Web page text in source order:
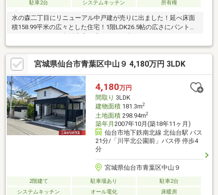
駐車2台
システムキッチン 所有権
水の森二丁目にリニューアル中戸建が売りに出ました！延べ床面
積158.99平米の広々とした住宅！1階LDK26.5帖の広さにパントリ
駐車スペースも並列２台あり！当日のご案内も承っておりますの
で、お気軽にお問い合わせください。
宮城県仙台市青葉区中山９ 4,180万円 3LDK
4,180万円
間取り 3LDK
建物面積181.3m2
土地面積298.94m2
築年月 2007年10月(築18年11ヶ月)
仙台市地下鉄南北線 北仙台駅 バス
21分/「川平北公園前」バス停 停歩4
分
宮城県仙台市青葉区中山９
2階建て 駐車場あり
駐車2台
システムキッチン
オール電化 床暖房